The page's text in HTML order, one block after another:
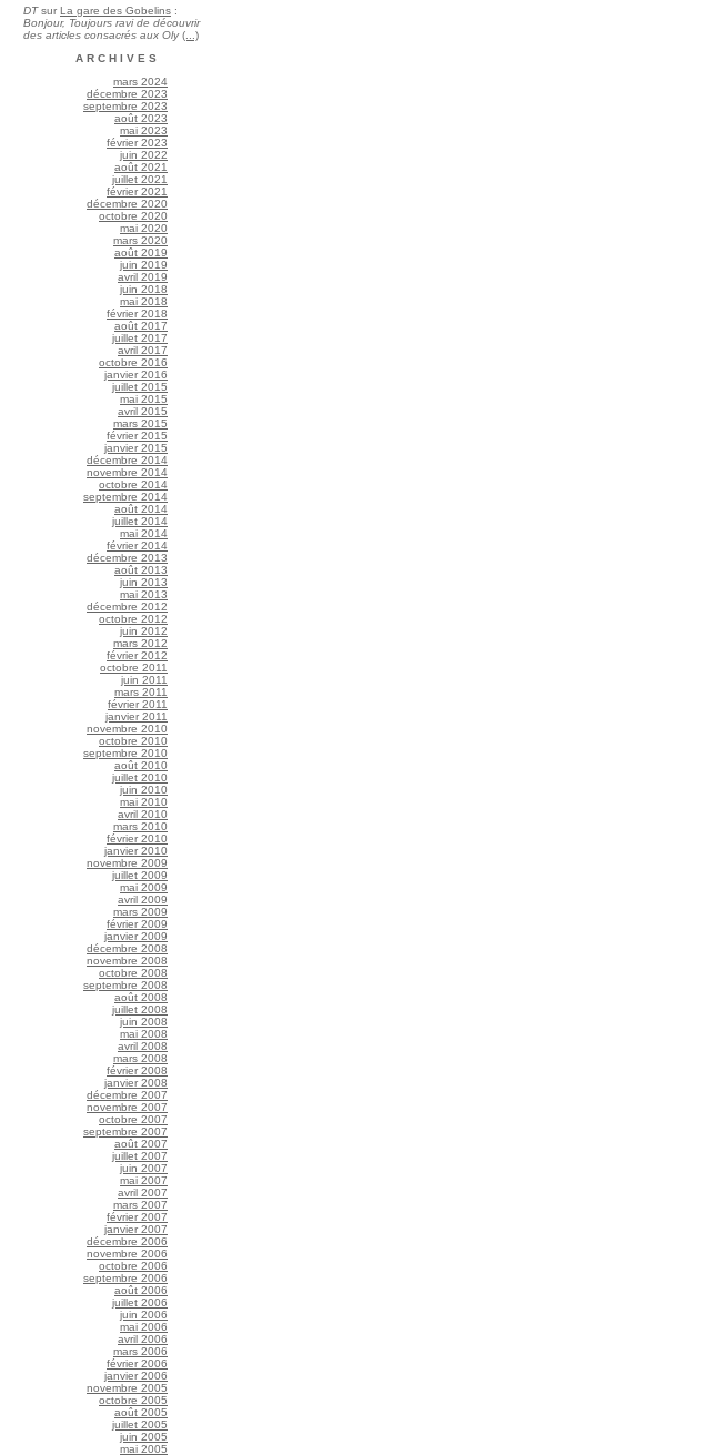
DTsur La gare des Gobelins :
Bonjour, Toujours ravi de découvrir
des articles consacrés aux Oly (...)
ARCHIVES
mars 2024
décembre 2023
septembre 2023
août 2023
mai 2023
février 2023
juin 2022
août 2021
juillet 2021
février 2021
décembre 2020
octobre 2020
mai 2020
mars 2020
août 2019
juin 2019
avril 2019
juin 2018
mai 2018
février 2018
août 2017
juillet 2017
avril 2017
octobre 2016
janvier 2016
juillet 2015
mai 2015
avril 2015
mars 2015
février 2015
janvier 2015
décembre 2014
novembre 2014
octobre 2014
septembre 2014
août 2014
juillet 2014
mai 2014
février 2014
décembre 2013
août 2013
juin 2013
mai 2013
décembre 2012
octobre 2012
juin 2012
mars 2012
février 2012
octobre 2011
juin 2011
mars 2011
février 2011
janvier 2011
novembre 2010
octobre 2010
septembre 2010
août 2010
juillet 2010
juin 2010
mai 2010
avril 2010
mars 2010
février 2010
janvier 2010
novembre 2009
juillet 2009
mai 2009
avril 2009
mars 2009
février 2009
janvier 2009
décembre 2008
novembre 2008
octobre 2008
septembre 2008
août 2008
juillet 2008
juin 2008
mai 2008
avril 2008
mars 2008
février 2008
janvier 2008
décembre 2007
novembre 2007
octobre 2007
septembre 2007
août 2007
juillet 2007
juin 2007
mai 2007
avril 2007
mars 2007
février 2007
janvier 2007
décembre 2006
novembre 2006
octobre 2006
septembre 2006
août 2006
juillet 2006
juin 2006
mai 2006
avril 2006
mars 2006
février 2006
janvier 2006
novembre 2005
octobre 2005
août 2005
juillet 2005
juin 2005
mai 2005